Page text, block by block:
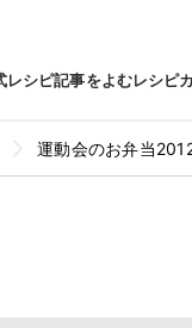
レシピ記事をよむレシピ
運動会のお弁当